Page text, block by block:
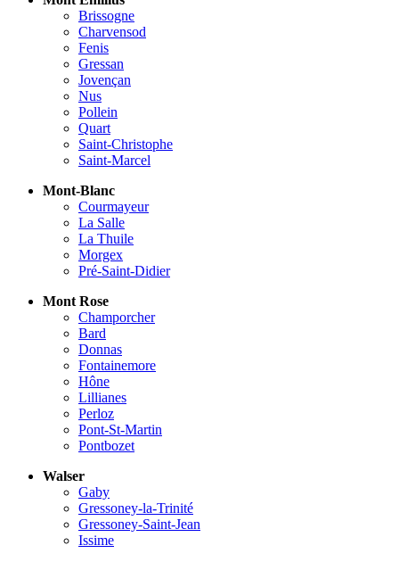
Brissogne
Charvensod
Fenis
Gressan
Jovençan
Nus
Pollein
Quart
Saint-Christophe
Saint-Marcel
Mont-Blanc
Courmayeur
La Salle
La Thuile
Morgex
Pré-Saint-Didier
Mont Rose
Champorcher
Bard
Donnas
Fontainemore
Hône
Lillianes
Perloz
Pont-St-Martin
Pontbozet
Walser
Gaby
Gressoney-la-Trinité
Gressoney-Saint-Jean
Issime